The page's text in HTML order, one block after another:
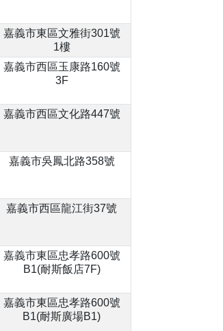
嘉義市東區文雅街301號
1樓
嘉義市西區玉康路160號
3F
嘉義市西區文化路447號
嘉義市吳鳳北路358號
嘉義市西區龍江街37號
嘉義市東區忠孝路600號
B1(耐斯飯店7F)
嘉義市東區忠孝路600號
B1(耐斯廣場B1)